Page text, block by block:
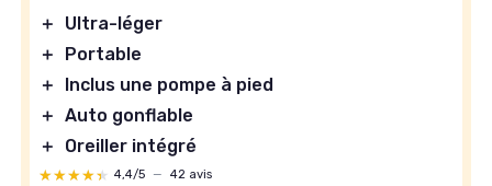
＋
Ultra-léger
＋
Portable
＋
Inclus une pompe à pied
＋ Auto gonflable
＋
Oreiller intégré
★★★★★
★★★★★ 4,4/5 — 42 avis